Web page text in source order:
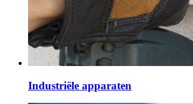
Industriële apparaten